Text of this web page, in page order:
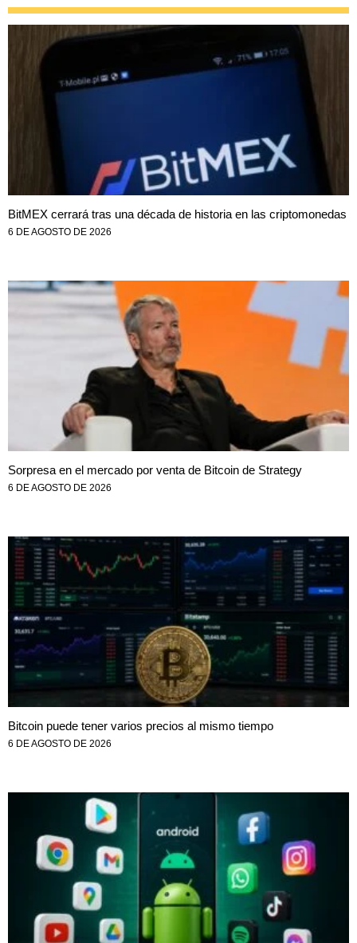
BitMEX cerrará tras una década de historia en las criptomonedas
6 DE AGOSTO DE 2026
Sorpresa en el mercado por venta de Bitcoin de Strategy
6 DE AGOSTO DE 2026
Bitcoin puede tener varios precios al mismo tiempo
6 DE AGOSTO DE 2026